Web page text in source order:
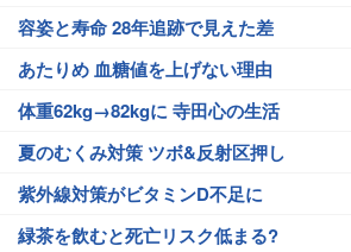
容姿と寿命 28年追跡で見えた差
あたりめ 血糖値を上げない理由
体重62kg→82kgに 寺田心の生活
夏のむくみ対策 ツボ&反射区押し
紫外線対策がビタミンD不足に
緑茶を飲むと死亡リスク低まる?